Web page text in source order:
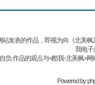
发表的作品，即视为向《北美
我电子
负.作品的观点与<酷我-北美枫>
Powered by